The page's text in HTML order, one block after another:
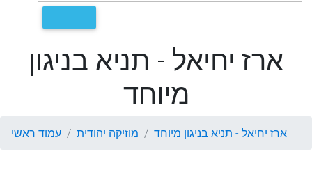
ארז יחיאל - תניא בניגון
מיוחד
עמוד ראשי מוזיקה יהודית ארז יחיאל - תניא בניגון מיוחד